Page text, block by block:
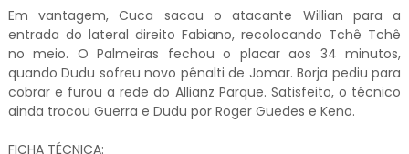
Em vantagem, Cuca sacou o atacante Willian para a
entrada do lateral direito Fabiano, recolocando Tchê Tchê
no meio. O Palmeiras fechou o placar aos 34 minutos,
quando Dudu sofreu novo pênalti de Jomar. Borja pediu para
cobrar e furou a rede do Allianz Parque. Satisfeito, o técnico
ainda trocou Guerra e Dudu por Roger Guedes e Keno.
FICHA TÉCNICA: